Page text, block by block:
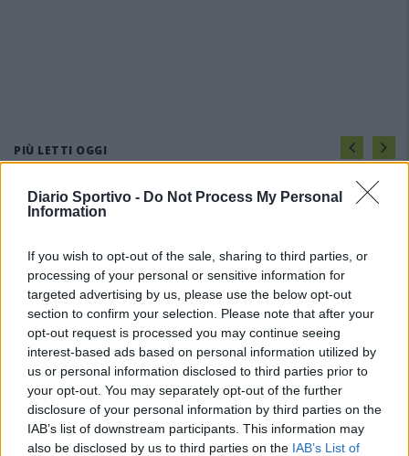
Diario Sportivo - Do Not Process My Personal
Information
If you wish to opt-out of the sale, sharing to third parties, or
processing of your personal or sensitive information for
targeted advertising by us, please use the below opt-out
section to confirm your selection. Please note that after your
opt-out request is processed you may continue seeing
interest-based ads based on personal information utilized by
us or personal information disclosed to third parties prior to
your opt-out. You may separately opt-out of the further
disclosure of your personal information by third parties on the
IAB’s list of downstream participants. This information may
also be disclosed by us to third parties on the IAB’s List of
PIÙ LETTI OGGI
L'Ossese si prepara all'esordio in D: Forzati,
7 Ago 2026
L'Ilva si completa con Markic, Contucci,
Carlucci, Bevilacqua, Solinas, Souare e Galic
7 Ago 2026
Per Carbonia e Olbia si apre lo spiraglio di
ripartire dalla Seconda
7 Ago 2026